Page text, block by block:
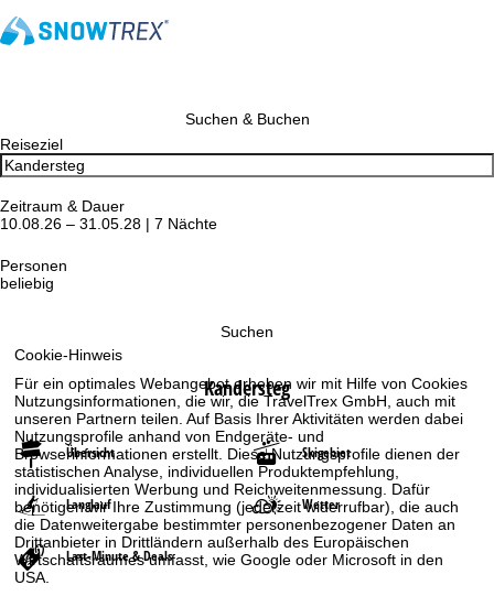
Cookie-Hinweis
Für ein optimales Webangebot erheben wir mit Hilfe von Cookies
Nutzungsinformationen, die wir, die TravelTrex GmbH, auch mit
unseren Partnern teilen. Auf Basis Ihrer Aktivitäten werden dabei
Nutzungsprofile anhand von Endgeräte- und
Browserinformationen erstellt. Diese Nutzungsprofile dienen der
statistischen Analyse, individuellen Produktempfehlung,
individualisierten Werbung und Reichweitenmessung. Dafür
benötigen wir Ihre Zustimmung (jederzeit widerrufbar), die auch
die Datenweitergabe bestimmter personenbezogener Daten an
Drittanbieter in Drittländern außerhalb des Europäischen
Wirtschaftsraumes umfasst, wie Google oder Microsoft in den
USA.
Suchen & Buchen
Reiseziel
Zeitraum & Dauer
10.08.26 – 31.05.28 | 7 Nächte
Personen
beliebig
Suchen
Kandersteg
Übersicht Skigebiet
Langlauf Wetter
Last-Minute & Deals